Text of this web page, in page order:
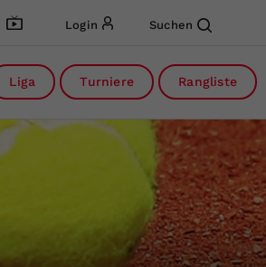
Login Suchen
Liga Turniere Rangliste